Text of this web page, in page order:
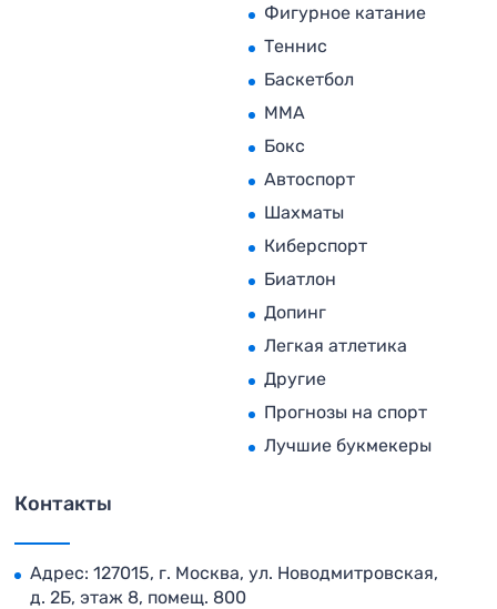
Фигурное катание
Теннис
Баскетбол
MMA
Бокс
Автоспорт
Шахматы
Киберспорт
Биатлон
Допинг
Легкая атлетика
Другие
Прогнозы на спорт
Лучшие букмекеры
Контакты
Адрес: 127015, г. Москва, ул. Новодмитровская,
д. 2Б, этаж 8, помещ. 800